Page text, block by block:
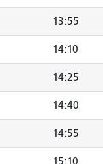
13:55
14:10
14:25
14:40
14:55
15:10